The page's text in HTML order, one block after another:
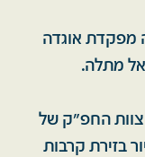
מפקדת אוגדה
באוקטובר 1973, יצא צוות החפ"ק של
בזירת קרבות